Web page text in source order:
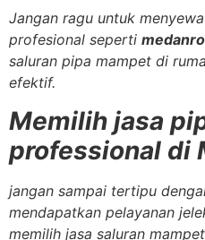
Jangan ragu untuk
profesional seperti
saluran pipa mampet di
efektif.
Memilih jasa
professional di
jangan sampai tertipu
mendapatkan pelayanan
memilih jasa saluran